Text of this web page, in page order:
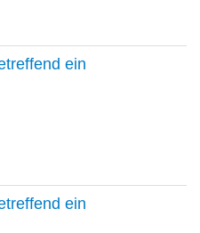
ein
ein